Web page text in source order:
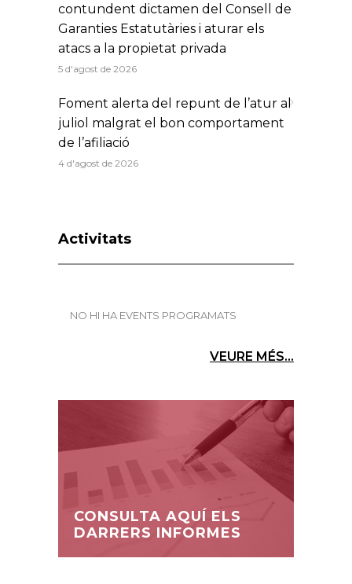
contundent dictamen del Consell de
Garanties Estatutàries i aturar els
atacs a la propietat privada
5 d'agost de 2026
Foment alerta del repunt de l’atur al
juliol malgrat el bon comportament
de l’afiliació
4 d'agost de 2026
Activitats
NO HI HA EVENTS PROGRAMATS
VEURE MÉS...
CONSULTA AQUÍ ELS
DARRERS INFORMES